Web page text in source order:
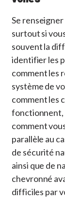
Se
surtout si
souvent la
identifier les
comment les
système de
comment les
fonctionnent,
comment
parallèle au
de sécurité
ainsi que de
chevronné
difficiles par